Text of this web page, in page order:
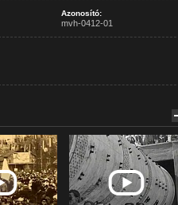
Azonosító:
mvh-0412-01